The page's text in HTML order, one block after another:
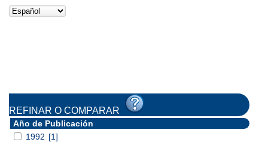
REFINAR O COMPARAR
Año de Publicación
1992 [1]